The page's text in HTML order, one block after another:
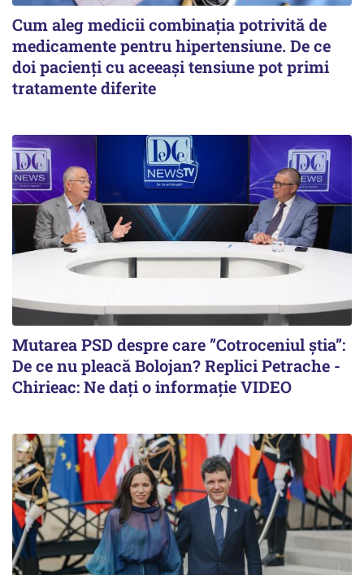
Cum aleg medicii combinația potrivită de
medicamente pentru hipertensiune. De ce
doi pacienți cu aceeași tensiune pot primi
tratamente diferite
Mutarea PSD despre care ”Cotroceniul știa”:
De ce nu pleacă Bolojan? Replici Petrache -
Chirieac: Ne dați o informație VIDEO